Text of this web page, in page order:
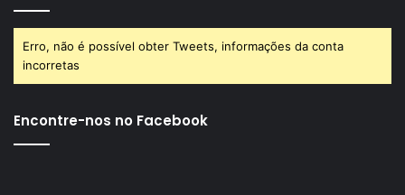
Erro, não é possível obter Tweets, informações da conta
incorretas
Encontre-nos no Facebook